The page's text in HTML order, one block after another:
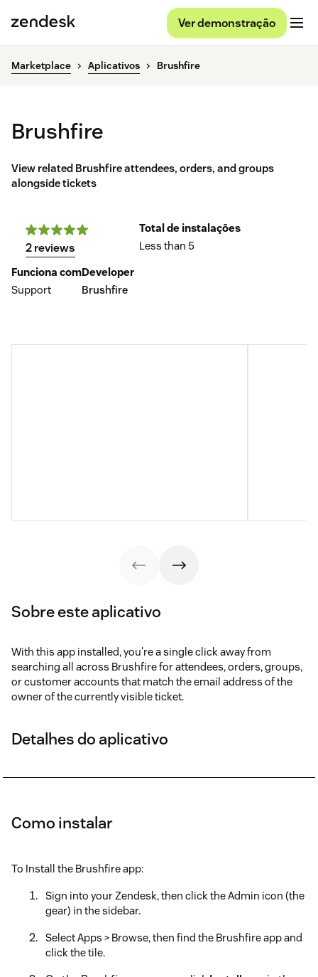
Ver demonstração
Marketplace Aplicativos Brushfire
Brushfire
View related Brushfire attendees, orders, and groups
alongside tickets
2 reviews
Total de instalações
Less than 5
Funciona com
Support
Developer
Brushfire
Sobre este aplicativo
With this app installed, you're a single click away from
searching all across Brushfire for attendees, orders, groups,
or customer accounts that match the email address of the
owner of the currently visible ticket.
Detalhes do aplicativo
Como instalar
To Install the Brushfire app:
Sign into your Zendesk, then click the Admin icon (the
gear) in the sidebar.
Select Apps > Browse, then find the Brushfire app and
click the tile.